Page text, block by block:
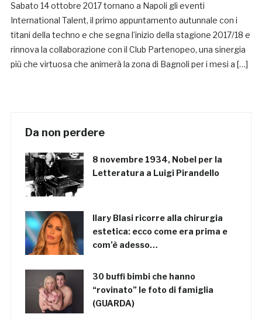
Sabato 14 ottobre 2017 tornano a Napoli gli eventi
International Talent, il primo appuntamento autunnale con i
titani della techno e che segna l’inizio della stagione 2017/18 e
rinnova la collaborazione con il Club Partenopeo, una sinergia
più che virtuosa che animerà la zona di Bagnoli per i mesi a […]
Da non perdere
8 novembre 1934, Nobel per la
Letteratura a Luigi Pirandello
Ilary Blasi ricorre alla chirurgia
estetica: ecco come era prima e
com’è adesso…
30 buffi bimbi che hanno
“rovinato” le foto di famiglia
(GUARDA)